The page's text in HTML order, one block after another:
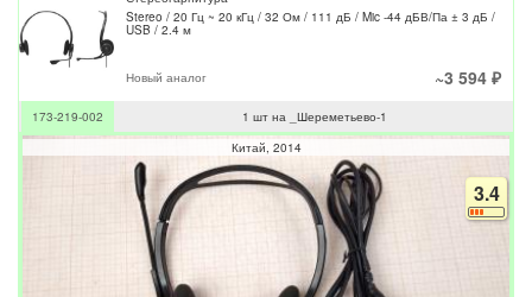
Stereo / 20 Гц ~ 20 кГц / 32 Ом / 111 дБ / Mic -44 дБВ/Па ± 3 дБ /
USB / 2.4 м
Новый аналог ~3 594 ₽
173-219-002
1 шт на _Шереметьево-1
Китай 2014
3.4